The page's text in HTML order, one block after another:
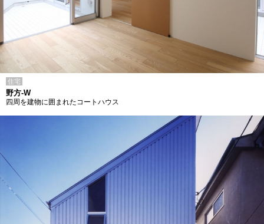
住宅
野方-W
四周を建物に囲まれたコートハウス